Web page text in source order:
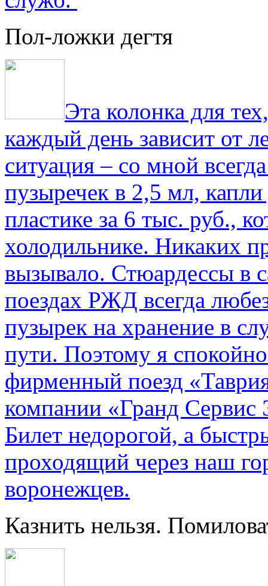
Пол-ложки дегтя
Эта колонка для
каждый день зависит от
ситуация – со мной
пузыречек в 2,5 мл,
пластике за 6 тыс. руб.,
холодильнике. Никаких
вызывало. Стюардессы в
поездах РЖД всегда
пузырек на хранение в
пути. По­этому я
фирменный поезд
компании «Гранд Сервис
Билет недорогой, а
проходящий через наш
воронежцев.
Казнить нельзя.